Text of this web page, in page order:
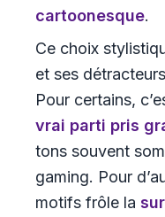
cartoonesque.
Ce choix
et ses
Pour certains,
vrai parti pris
tons souvent
gaming. Pour
motifs frôle la